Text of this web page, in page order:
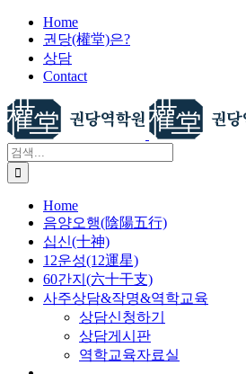
건
너
뛰
기
Home
권당(權堂)은?
상담
Contact
검
색:
Home
음양오행(陰陽五行)
십신(十神)
12운성(12運星)
60간지(六十干支)
사주상담&작명&역학교육
상담신청하기
상담게시판
역학교육자료실